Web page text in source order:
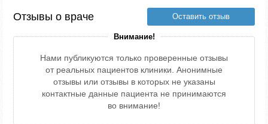
Отзывы о враче Оставить отзыв
Внимание!
Нами публикуются только проверенные отзывы
от реальных пациентов клиники. Анонимные
отзывы или отзывы в которых не указаны
контактные данные пациента не принимаются
во внимание!